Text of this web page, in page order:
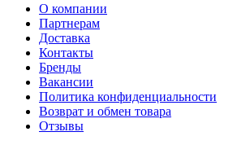
О компании
Партнерам
Доставка
Контакты
Бренды
Вакансии
Политика конфиденциальности
Возврат и обмен товара
Отзывы